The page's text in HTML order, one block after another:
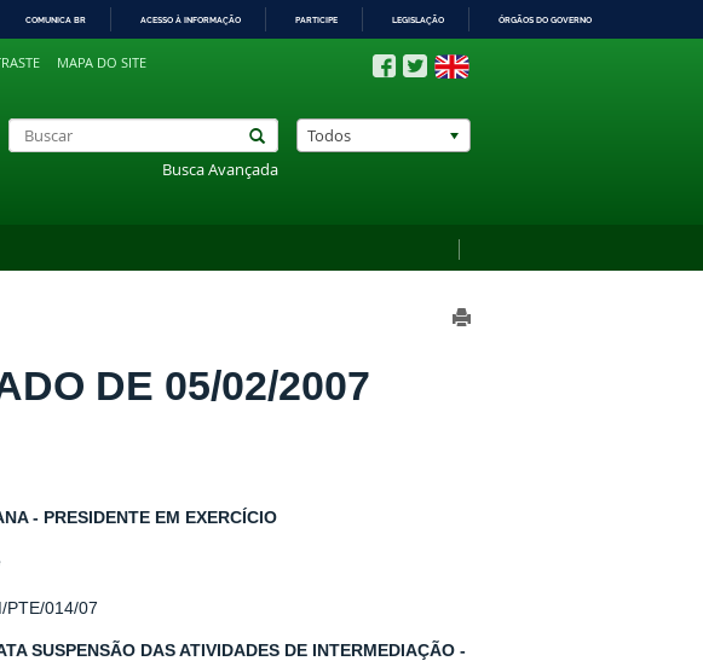
COMUNICA BR ACESSO À INFORMAÇÃO PARTICIPE LEGISLAÇÃO ÓRGÃOS DO GOVERNO
MAPA DO SITE
Busca Avançada
Todos
DE 05/02/2007
- PRESIDENTE EM EXERCÍCIO
PTE/014/07
SUSPENSÃO DAS ATIVIDADES DE INTERMEDIAÇÃO -